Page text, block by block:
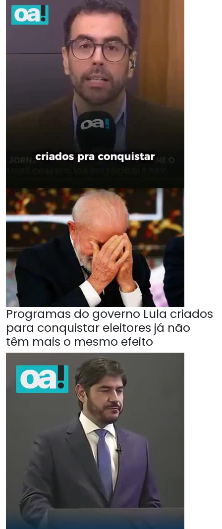
Programas do governo Lula criados
para conquistar eleitores já não
têm mais o mesmo efeito